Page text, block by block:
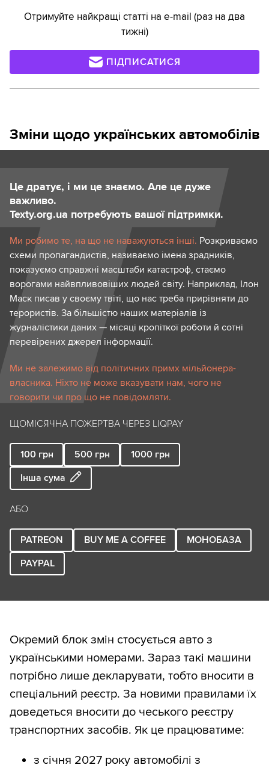
Отримуйте найкращі статті на e-mail (раз на два
тижні)
ПІДПИСАТИСЯ
Зміни щодо українських автомобілів
Це дратує, і ми це знаємо. Але це дуже
важливо.
Texty.org.ua потребують вашої підтримки.
Ми робимо те, на що не наважуються інші. Розкриваємо
схеми пропагандистів, називаємо імена зрадників,
показуємо справжні масштаби катастроф, стаємо
ворогами найвпливовіших людей світу. Наприклад, Ілон
Маск писав у своєму твіті, що нас треба прирівняти до
терористів. За більшістю наших матеріалів із
журналістики даних — місяці кропіткої роботи й сотні
перевірених джерел інформації.
Ми не залежимо від політичних примх мільйонера-
власника. Ніхто не може вказувати нам, чого не
говорити чи про що не повідомляти.
ЩОМІСЯЧНА ПОЖЕРТВА ЧЕРЕЗ LIQPAY
100 грн 500 грн 1000 грн
Інша сума
АБО
PATREON BUY ME A COFFEE
МОНОБАЗА
PAYPAL
Окремий блок змін стосується авто з
українськими номерами. Зараз такі машини
потрібно лише декларувати, тобто вносити в
спеціальний реєстр. За новими правилами їх
доведеться вносити до чеського реєстру
транспортних засобів. Як це працюватиме:
з січня 2027 року автомобілі з